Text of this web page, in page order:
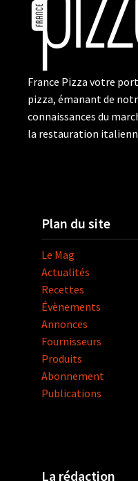
France Pizza votre
pizza, émanant de
connaissances du
la restauration
Plan du site
Le Mag
Actualités
Recettes
Évènements
Annonces
Fournisseurs
Produits
Abonnement
Publications
La rédaction